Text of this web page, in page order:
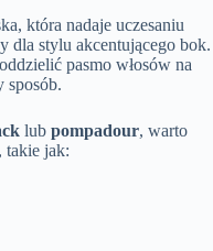
która nadaje uczesaniu
dla stylu akcentującego bok.
pasmo włosów na
sposób.
lub pompadour, warto
takie jak: